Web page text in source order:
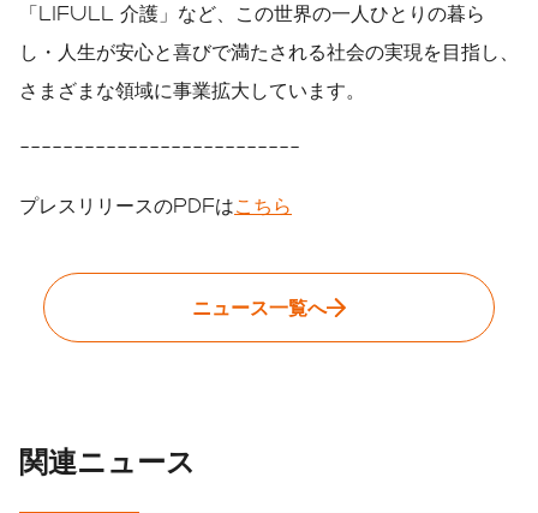
「LIFULL 介護」など、この世界の一人ひとりの暮ら
し・人生が安心と喜びで満たされる社会の実現を目指し、
さまざまな領域に事業拡大しています。
--------------------------
プレスリリースのPDFは こちら
ニュース一覧へ
関連ニュース